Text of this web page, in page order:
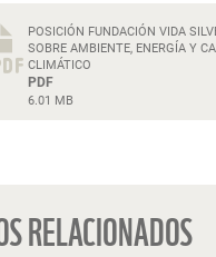
POSICIÓN FUNDACIÓN VIDA
SOBRE AMBIENTE, ENERGÍA Y
CLIMÁTICO
PDF
6.01 MB
RELACIONADOS